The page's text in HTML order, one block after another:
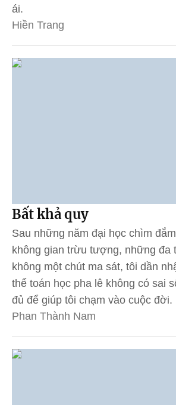
ái.
Hiền Trang
Bất khả quy
Sau những năm đại học chìm
không gian trừu tượng, những đa
không một chút ma sát, tôi dần
thể toán học pha lê không có sai
đủ để giúp tôi chạm vào cuộc đời.
Phan Thành Nam